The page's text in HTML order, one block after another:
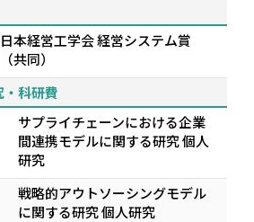
日本経営工学会 経営システム賞
（共同）
科研費
サプライチェーンにおける企業
間連携モデルに関する研究 個人
研究
戦略的アウトソーシングモデル
に関する研究 個人研究